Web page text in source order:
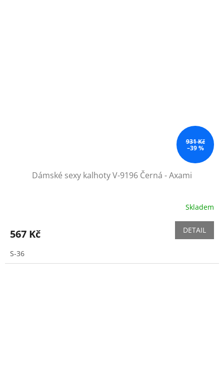
931 Kč
–39 %
Dámské sexy kalhoty V-9196 Černá - Axami
Skladem
567 Kč DETAIL
S-36